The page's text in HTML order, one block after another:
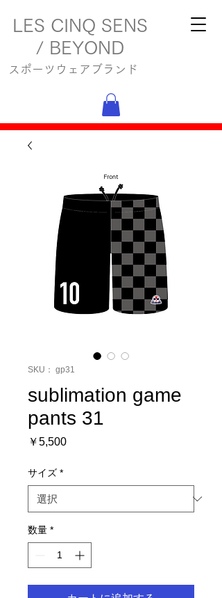
LES CINQ SENS
/ BEYOND
スポーツウェアブランド
SKU： gp31
sublimation game
pants 31
￥5,500価
サイズ *
数量 *